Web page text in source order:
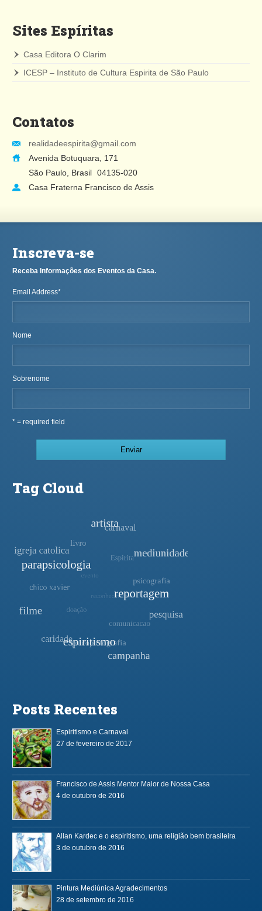
Sites Espíritas
Casa Editora O Clarim
ICESP – Instituto de Cultura Espirita de São Paulo
Contatos
realidadeespirita@gmail.com
Avenida Botuquara, 171
São Paulo, Brasil 04135-020
Casa Fraterna Francisco de Assis
Inscreva-se
Receba Informações dos Eventos da Casa.
Email Address*
Nome
Sobrenome
* = required field
Tag Cloud
Posts Recentes
Espiritismo e Carnaval
27 de fevereiro de 2017
Francisco de Assis Mentor Maior de Nossa Casa
4 de outubro de 2016
Allan Kardec e o espiritismo, uma religião bem brasileira
3 de outubro de 2016
Pintura Mediúnica Agradecimentos
28 de setembro de 2016